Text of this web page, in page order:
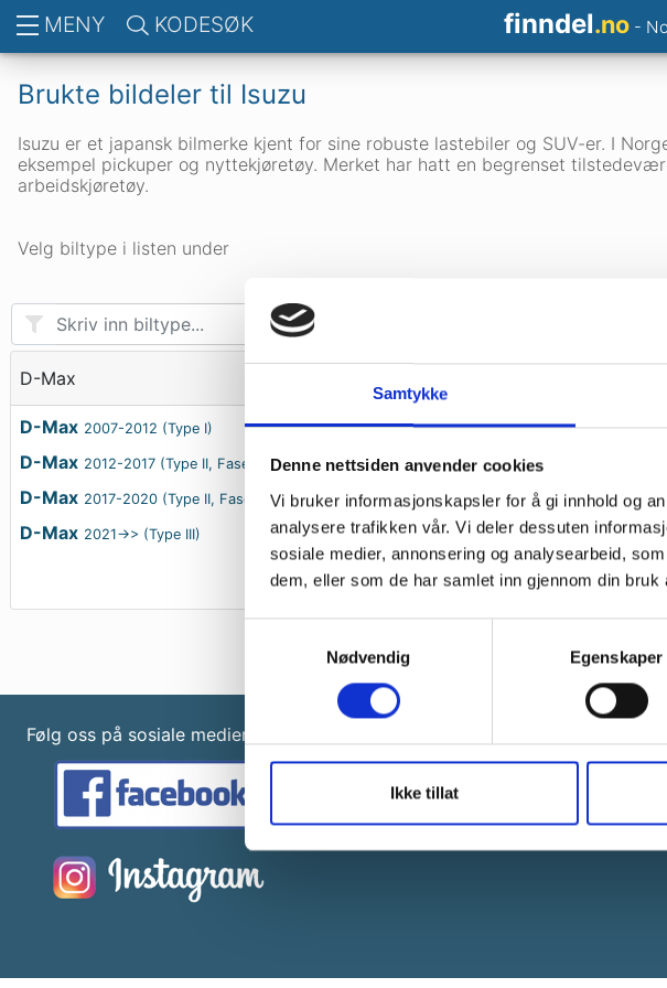
Samtykke
Denne nettsiden anvender cookies
Vi bruker informasjonskapsler for å gi innhold og
analysere trafikken vår. Vi deler dessuten
sosiale medier, annonsering og analysearbeid,
dem, eller som de har samlet inn gjennom din bruk
Nødvendig
Egenskaper
Ikke tillat
MENY KODESØK finndel.no-
Brukte bildeler til Isuzu
Isuzu er et japansk bilmerke kjent for sine robuste lastebiler og SUV-er. I
eksempel pickuper og nyttekjøretøy. Merket har hatt en begrenset
arbeidskjøretøy.
Velg biltype i listen under
D-Max
D-Max 2007-2012 (Type I)
D-Max 2012-2017 (Type II, Fase 1)
D-Max 2017-2020 (Type II, Fase 2)
D-Max 2021->> (Type III)
Følg oss på sosiale medier: